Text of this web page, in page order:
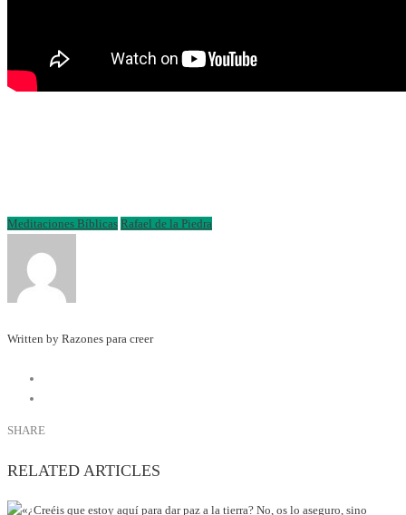
Meditaciones Bíblicas Rafael de la Piedra
Written by Razones para creer
SHARE
RELATED ARTICLES